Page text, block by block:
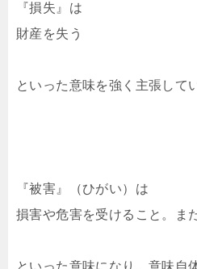
『損失』は
財産を失う
といった意味を強く主張して
『被害』（ひがい）は
損害や危害を受けること。ま